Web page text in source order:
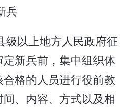
兵
级以上地方人民政府征
新兵前，集中组织体
格的人员进行役前教
、内容、方式以及相